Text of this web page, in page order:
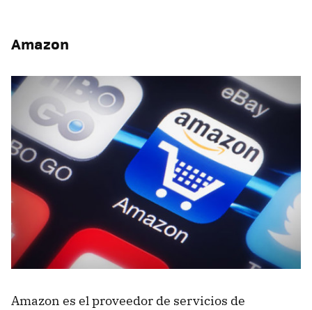
Amazon
Amazon es el proveedor de servicios de